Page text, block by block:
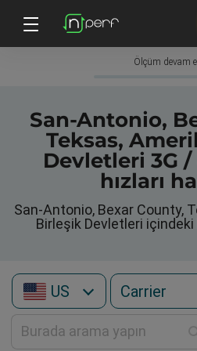
Ölçüm devam
San-Antonio,
Teksas,
Devletleri 3G
hızları
San-Antonio, Bexar County,
Birleşik Devletleri içindeki
US